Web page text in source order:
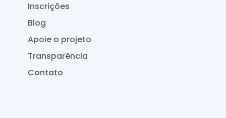
Inscrições
Blog
Apoie o projeto
Transparência
Contato